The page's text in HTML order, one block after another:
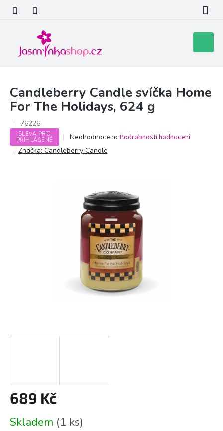
obsah
košík
Candleberry Candle svíčka Home
For The Holidays, 624 g
76226
SLEVA PRO
PŘIHLÁŠENÉ
Průměrné
hodnocení
produktu
hvězdiček.
Neohodnoceno Podrobnosti hodnocení
Značka: Candleberry Candle
689 Kč
cena:
Skladem (1 ks)